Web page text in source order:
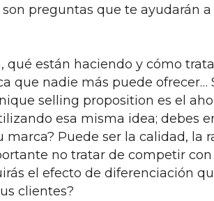
preguntas que te ayudarán
están haciendo y cómo
que nadie más puede
selling proposition es el
esa misma idea; debes
Puede ser la calidad, la
no tratar de competir
el efecto de diferenciación
clientes?